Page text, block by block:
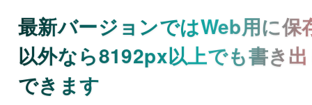
最新バージョンではWeb用に保
以外なら8192px以上でも書き
できます